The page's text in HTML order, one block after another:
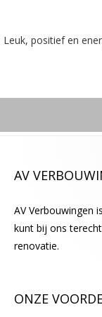
Leuk, positief en
AV
AV Verbouwingen
kunt bij ons
renovatie.
ONZE